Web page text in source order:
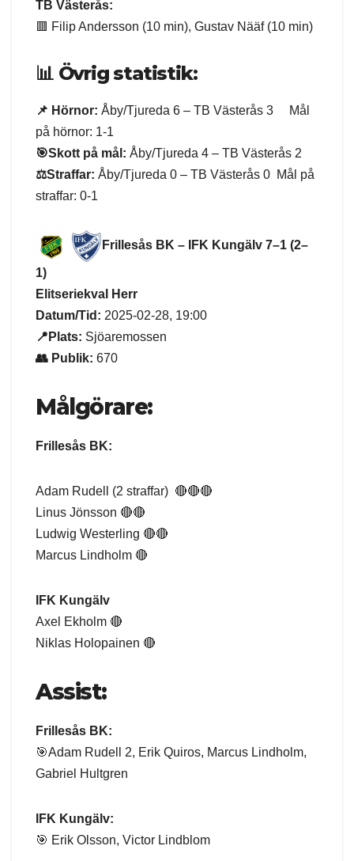
TB Västerås:
🟥 Filip Andersson (10 min), Gustav Nääf (10 min)
📊 Övrig statistik:
📌 Hörnor: Åby/Tjureda 6 – TB Västerås 3 Mål
på hörnor: 1-1
🎯Skott på mål: Åby/Tjureda 4 – TB Västerås 2
⚖️Straffar: Åby/Tjureda 0 – TB Västerås 0 Mål på
straffar: 0-1
Frillesås BK – IFK Kungälv 7–1 (2–
1)
Elitseriekval Herr
Datum/Tid: 2025-02-28, 19:00
📍Plats: Sjöaremossen
👥 Publik: 670
Målgörare:
Frillesås BK:
Adam Rudell (2 straffar) 🔴🔴🔴
Linus Jönsson 🔴🔴
Ludwig Westerling 🔴🔴
Marcus Lindholm 🔴
IFK Kungälv
Axel Ekholm 🔴
Niklas Holopainen 🔴
Assist:
Frillesås BK:
🎯Adam Rudell 2, Erik Quiros, Marcus Lindholm,
Gabriel Hultgren
IFK Kungälv:
🎯 Erik Olsson, Victor Lindblom